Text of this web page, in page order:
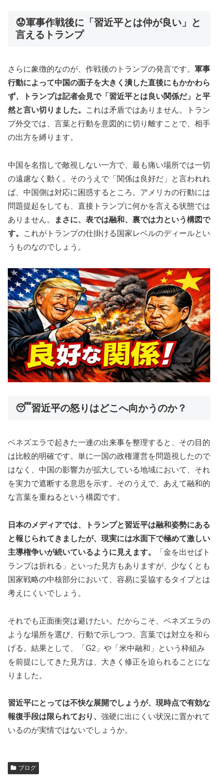
😟軍事作戦後に「習近平とは仲が良い」と
言えるトランプ
さらに象徴的なのが、作戦後のトランプの発言です。 軍事
行動によって中国の面子を大きく潰した直後にもかかわら
ず、トランプは記者会見で「習近平とは良い関係だ」と平
然と言い切りました。
これは矛盾ではありません。トラン
プ外交では、言葉と行動を意図的に切り離すことで、相手
の出方を縛ります。
中国を名指しで敵視しない一方で、最も痛い場所では一切
の遠慮なく動く。そのうえで「関係は良好だ」と言われれ
ば、中国側は対応に困惑するところ。アメリカの行動には
問題提起をしても、直接トランプに何かを言える状態では
ありません。
まさに、表では融和、裏では力という構図で
す。
これがトランプの仕掛ける国家レベルのディールとい
うものなのでしょう。
😴習近平の怒りはどこへ向かうのか？
ベネズエラで起きた一連の出来事を整理すると、その目的
は比較的明確です。単に一国の政権運営を問題視したので
はなく、中国の影響力が拡大している地域において、それ
を実力で遮断する意思を示す。そのうえで、あえて融和的
な言葉を重ねるという構図です。
日本のメディアでは、トランプと習近平は融和姿勢にある
と報じられてきましたが、現実には水面下で極めて激しい
主導権争いが続いているように見えます。
「金を出せばト
ランプは折れる」といった見方もありますが、少なくとも
国家戦略の中核部分において、容易に妥協するタイプとは
考えにくいでしょう。
それでも正面衝突は避けたい。だからこそ、ベネズエラの
ような場所を選び、行動で示しつつ、言葉では対立を和ら
げる。結果として、「G2」や「米中融和」という枠組み
を前提にしてきた見方は、大きく修正を迫られることにな
りました。
習近平にとっては不快な展開でしょうが、現時点で有効な
報復手段は限られており、 強硬に出にくい状況に置かれて
いるのが実情ではないでしょうか。
ブログ